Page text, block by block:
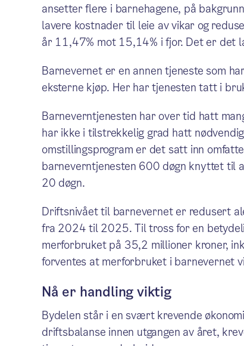
ansetter flere i barnehagene, på
lavere kostnader til leie av vikar og
år 11,47% mot 15,14% i fjor. Det er det
Barnevernet er en annen tjeneste som
eksterne kjøp. Her har tjenesten tatt i
Barneverntjenesten har over tid hatt
har ikke i tilstrekkelig grad hatt
omstillingsprogram er det satt inn
barneverntjenesten 600 døgn knyttet til
20 døgn.
Driftsnivået til barnevernet er redusert
fra 2024 til 2025. Til tross for en
merforbruket på 35,2 millioner kroner,
forventes at merforbruket i barnevernet
Nå er handling viktig
Bydelen står i en svært krevende
driftsbalanse innen utgangen av året,